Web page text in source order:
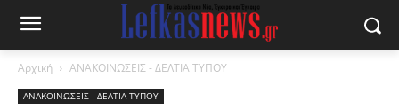
Αρχική ΑΝΑΚΟΙΝΩΣΕΙΣ - ΔΕΛΤΙΑ ΤΥΠΟΥ
ΑΝΑΚΟΙΝΩΣΕΙΣ - ΔΕΛΤΙΑ ΤΥΠΟΥ